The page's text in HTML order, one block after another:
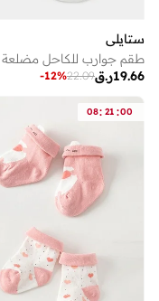
ستايلي
ر.ق19.66
22.09
-12%
08: 21 :00